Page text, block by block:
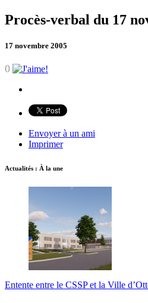
Procès-verbal du 17
17 novembre 2005
0
Envoyer à un ami
Imprimer
Actualités : À la une
Entente entre le CSSP et la Ville